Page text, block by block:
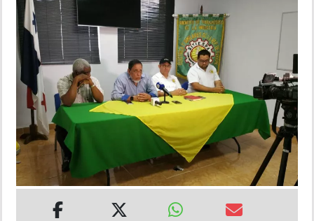
MUNDO
INSÓLITAS
MULTIMEDIA
IMPRESO